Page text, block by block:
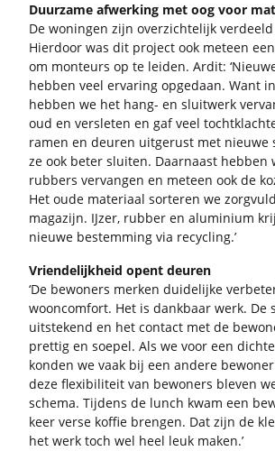
Duur­za­me af­wer­king met oog voor
De wo­nin­gen zijn over­zich­te­lijk
Hier­door was dit pro­ject ook met­een
om mon­teurs op te lei­den. Ardit:
heb­ben veel er­va­ring op­ge­daan. Want
heb­ben we het hang- en sluit­werk
oud en ver­sle­ten en gaf veel
ramen en deu­ren uit­ge­rust met nieu­we
ze ook beter slui­ten. Daar­naast heb­ben
rub­bers ver­van­gen en met­een ook de
Het oude ma­te­ri­aal sor­te­ren we
ma­ga­zijn. IJzer, rub­ber en alu­mi­ni­um
nieu­we be­stem­ming via re­cy­cling.’
Vrien­de­lijk­heid opent deu­ren
‘De be­wo­ners mer­ken dui­de­lij­ke
woon­com­fort. Het is dank­baar werk. De
uit­ste­kend en het con­tact met de
pret­tig en soe­pel. Als we voor een
kon­den we vaak bij een an­de­re
deze flexi­bi­li­teit van be­wo­ners ble­ven
sche­ma. Tij­dens de lunch kwam een
keer verse kof­fie bren­gen. Dat zijn de
het werk toch wel heel leuk maken.’